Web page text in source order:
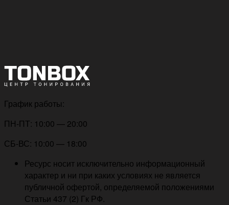
График работы:
ПН-ПТ: 10:00 — 20:00
СБ-ВС: 10:00 — 18:00
Ресурс носит исключительно информационный
характер и ни при каких условиях не является
публичной офертой, определяемой положениями
Статьи 437 (2) Гк РФ.